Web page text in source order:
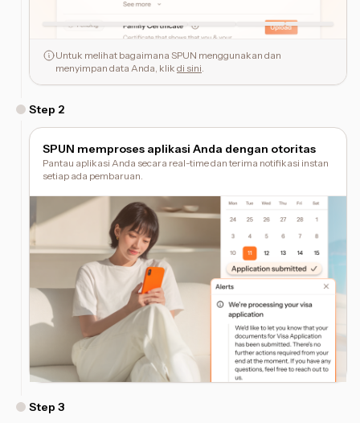
Untuk melihat bagaimana SPUN menggunakan dan
menyimpan data Anda, klik di sini
Step 2
SPUN memproses aplikasi Anda dengan otoritas
Pantau aplikasi Anda secara real-time dan terima notifikasi instan
setiap ada pembaruan.
Step 3